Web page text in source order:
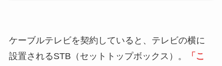
ケーブルテレビを契約していると、テレビの横に
設置されるSTB（セットトップボックス）。
「こ